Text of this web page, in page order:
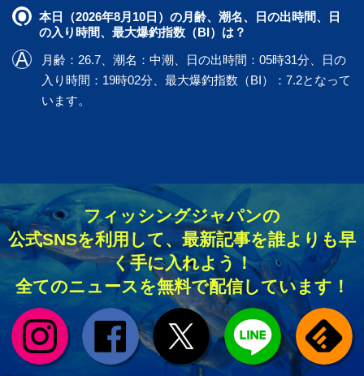
本日（2026年8月10日）の月齢、潮名、日の出時間、日
の入り時間、最大爆釣指数（BI）は？
月齢：26.7、潮名：中潮、日の出時間：05時31分、日の
入り時間：19時02分、最大爆釣指数（BI）：7.2となって
います。
フィッシングジャパンの
公式SNSを利用して、最新記事を誰よりも早
く手に入れよう！
全てのニュースを無料で配信しています！